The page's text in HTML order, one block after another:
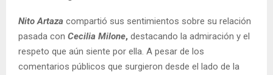
Nito Artaza compartió sus sentimientos sobre su relación
pasada con Cecilia Milone, destacando la admiración y el
respeto que aún siente por ella. A pesar de los
comentarios públicos que surgieron desde el lado de la